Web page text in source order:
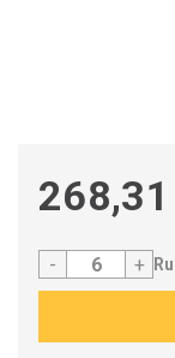
268,31
- + Rull